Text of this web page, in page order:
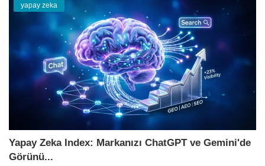
yapay zeka
Yapay Zeka Index: Markanızı ChatGPT ve Gemini'de
Görünü...